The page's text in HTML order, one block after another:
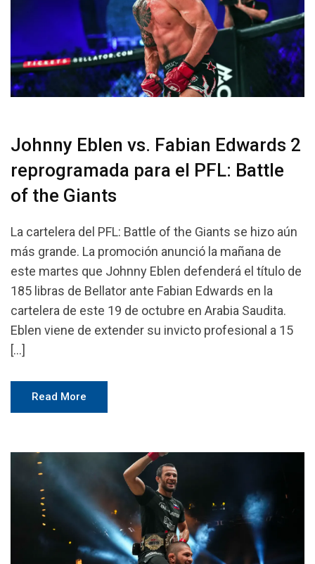
Johnny Eblen vs. Fabian Edwards 2
reprogramada para el PFL: Battle
of the Giants
La cartelera del PFL: Battle of the Giants se hizo aún
más grande. La promoción anunció la mañana de
este martes que Johnny Eblen defenderá el título de
185 libras de Bellator ante Fabian Edwards en la
cartelera de este 19 de octubre en Arabia Saudita.
Eblen viene de extender su invicto profesional a 15
[…]
Read More